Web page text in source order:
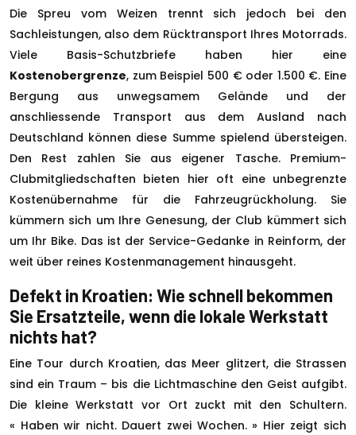
Die Spreu vom Weizen trennt sich jedoch bei den
Sachleistungen, also dem Rücktransport Ihres Motorrads.
Viele Basis-Schutzbriefe haben hier eine
Kostenobergrenze, zum Beispiel 500 € oder 1.500 €. Eine
Bergung aus unwegsamem Gelände und der
anschliessende Transport aus dem Ausland nach
Deutschland können diese Summe spielend übersteigen.
Den Rest zahlen Sie aus eigener Tasche. Premium-
Clubmitgliedschaften bieten hier oft eine unbegrenzte
Kostenübernahme für die Fahrzeugrückholung. Sie
kümmern sich um Ihre Genesung, der Club kümmert sich
um Ihr Bike. Das ist der Service-Gedanke in Reinform, der
weit über reines Kostenmanagement hinausgeht.
Defekt in Kroatien: Wie schnell bekommen
Sie Ersatzteile, wenn die lokale Werkstatt
nichts hat?
Eine Tour durch Kroatien, das Meer glitzert, die Strassen
sind ein Traum – bis die Lichtmaschine den Geist aufgibt.
Die kleine Werkstatt vor Ort zuckt mit den Schultern.
« Haben wir nicht. Dauert zwei Wochen. » Hier zeigt sich